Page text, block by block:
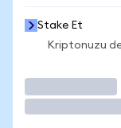
Stake Et
Kriptonuzu